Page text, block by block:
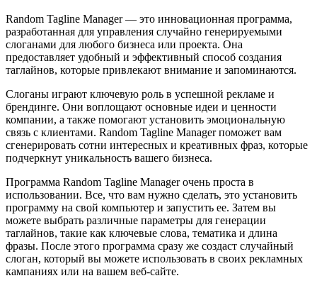
Random Tagline Manager — это инновационная программа,
разработанная для управления случайно генерируемыми
слоганами для любого бизнеса или проекта. Она
предоставляет удобный и эффективный способ создания
таглайнов, которые привлекают внимание и запоминаются.
Слоганы играют ключевую роль в успешной рекламе и
брендинге. Они воплощают основные идеи и ценности
компании, а также помогают установить эмоциональную
связь с клиентами. Random Tagline Manager поможет вам
сгенерировать сотни интересных и креативных фраз, которые
подчеркнут уникальность вашего бизнеса.
Программа Random Tagline Manager очень проста в
использовании. Все, что вам нужно сделать, это установить
программу на свой компьютер и запустить ее. Затем вы
можете выбрать различные параметры для генерации
таглайнов, такие как ключевые слова, тематика и длина
фразы. После этого программа сразу же создаст случайный
слоган, который вы можете использовать в своих рекламных
кампаниях или на вашем веб-сайте.